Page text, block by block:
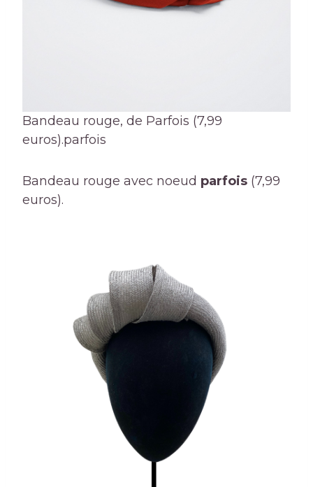
Bandeau rouge, de Parfois (7,99
euros).parfois
Bandeau rouge avec noeud parfois (7,99
euros).